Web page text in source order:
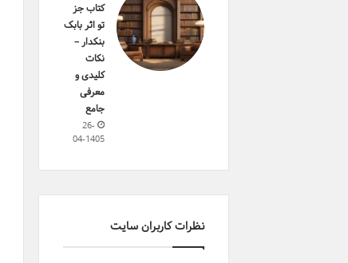
کتاب جز
تو اثر بابک
بنکدار –
نکات
کلیدی و
معرفی
جامع
26-
04-1405
نظرات کاربران سایت